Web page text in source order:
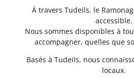
À travers Tudeils, le
accessible.
Nous sommes disponibles à
accompagner, quelles que
Basés à Tudeils, nous
locaux.